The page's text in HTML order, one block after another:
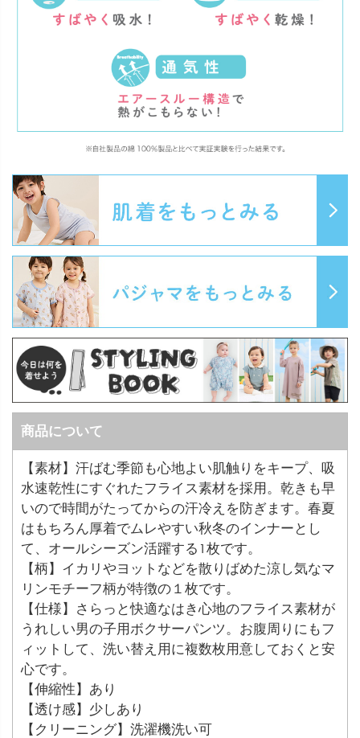
商品について
【素材】汗ばむ季節も心地よい肌触りをキープ、吸
水速乾性にすぐれたフライス素材を採用。乾きも早
いので時間がたってからの汗冷えを防ぎます。春夏
はもちろん厚着でムレやすい秋冬のインナーとし
て、オールシーズン活躍する1枚です。
【柄】イカリやヨットなどを散りばめた涼し気なマ
リンモチーフ柄が特徴の１枚です。
【仕様】さらっと快適なはき心地のフライス素材が
うれしい男の子用ボクサーパンツ。お腹周りにもフ
ィットして、洗い替え用に複数枚用意しておくと安
心です。
【伸縮性】あり
【透け感】少しあり
【クリーニング】洗濯機洗い可